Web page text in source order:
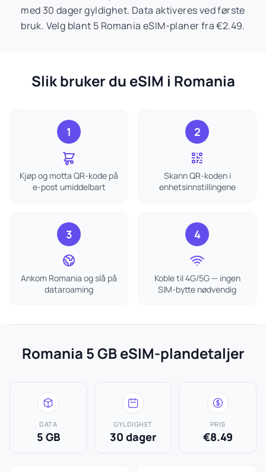
med 30 dager gyldighet. Data aktiveres ved første
bruk. Velg blant 5 Romania eSIM-planer fra €2.49.
Slik bruker du eSIM i Romania
1
Kjøp og motta QR-kode på
e-post umiddelbart
2
Skann QR-koden i
enhetsinnstillingene
3
Ankom Romania og slå på
dataroaming
4
Koble til 4G/5G — ingen
SIM-bytte nødvendig
Romania 5 GB eSIM-plandetaljer
DATA
5 GB
GYLDIGHET
30 dager
PRIS
€8.49